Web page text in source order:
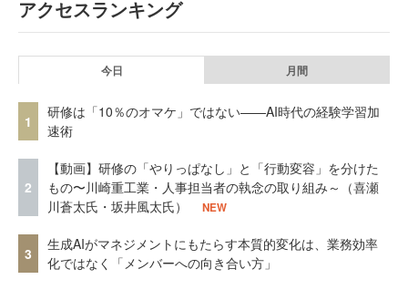
アクセスランキング
今日 月間
1
研修は「10％のオマケ」ではない——AI時代の経験学習加
速術
2
【動画】研修の「やりっぱなし」と「行動変容」を分けた
もの〜川崎重工業・人事担当者の執念の取り組み～（喜瀬
川蒼太氏・坂井風太氏）
NEW
3
生成AIがマネジメントにもたらす本質的変化は、業務効率
化ではなく「メンバーへの向き合い方」